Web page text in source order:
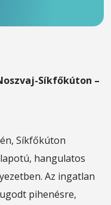
Síkfőkúton –
Síkfőkúton
hangulatos
Az ingatlan
pihenésre,